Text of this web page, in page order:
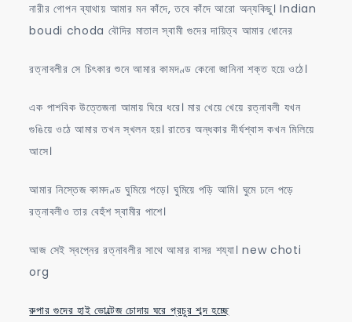
নারীর গোপন ব্যাথায় আমার মন কাঁদে, তবে কাঁদে আরো অন্যকিছু। Indian
boudi choda বৌদির মাতাল স্বামী গুদের দায়িত্ব আমার ধোনের
রত্নাবলীর সে চিৎকার শুনে আমার কামদণ্ড কেনো জানিনা শক্ত হয়ে ওঠে।
এক পাশবিক উত্তেজনা আমায় ঘিরে ধরে। মার খেয়ে খেয়ে রত্নাবলী যখন
গুঙিয়ে ওঠে আমার তখন স্খলন হয়। রাতের অন্ধকার দীর্ঘশ্বাস কখন মিলিয়ে
আসে।
আমার নিস্তেজ কামদণ্ড ঘুমিয়ে পড়ে। ঘুমিয়ে পড়ি আমি। ঘুমে ঢলে পড়ে
রত্নাবলীও তার বেহুঁশ স্বামীর পাশে।
আজ সেই স্বপ্নের রত্নাবলীর সাথে আমার বাসর শয্যা। new choti
org
রুপার গুদের হাই ভোল্টেজ চোদায় ঘরে প্রচুর শব্দ হচ্ছে